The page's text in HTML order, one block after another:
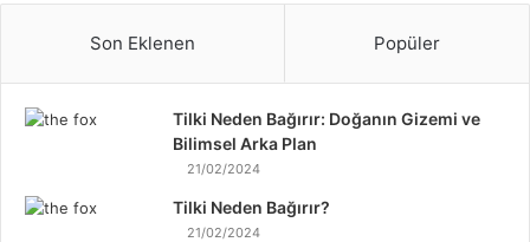
Son Eklenen Popüler
Tilki Neden Bağırır: Doğanın Gizemi ve
Bilimsel Arka Plan
21/02/2024
Tilki Neden Bağırır?
21/02/2024